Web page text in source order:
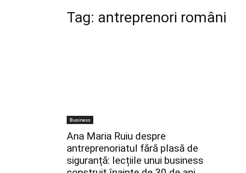
Tag: antreprenori români
Business
Ana Maria Ruiu despre
antreprenoriatul fără plasă de
siguranță: lecțiile unui business